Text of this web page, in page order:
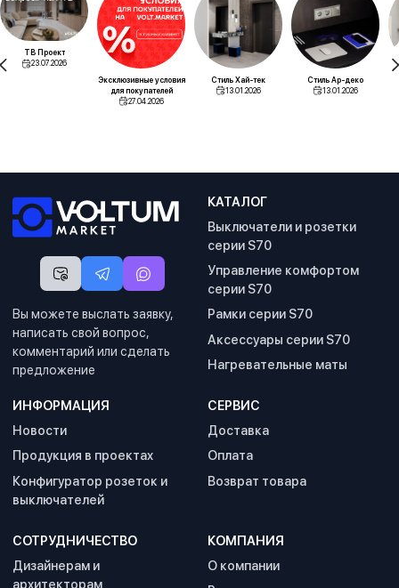
ТВ Проект
23.07.2026
Эксклюзивные условия
для покупателей
27.04.2026
Стиль Хай-тек
13.01.2026
Стиль Ар-деко
13.01.2026
Вы можете выслать заявку,
написать свой вопрос,
комментарий или сделать
предложение
КАТАЛОГ
Выключатели и розетки
серии S70
Управление комфортом
серии S70
Рамки серии S70
Аксессуары серии S70
Нагревательные маты
ИНФОРМАЦИЯ
Новости
Продукция в проектах
Конфигуратор розеток и
выключателей
СЕРВИС
Доставка
Оплата
Возврат товара
СОТРУДНИЧЕСТВО
Дизайнерам и
архитекторам
КОМПАНИЯ
О компании